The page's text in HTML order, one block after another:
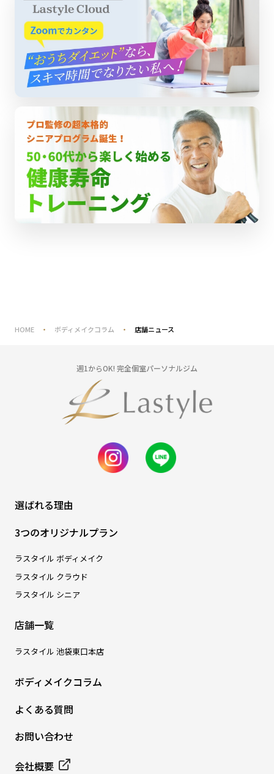
HOME ボディメイクコラム 店舗ニュース
週1からOK! 完全個室パーソナルジム
選ばれる理由
3つのオリジナルプラン
ラスタイル ボディメイク
ラスタイル クラウド
ラスタイル シニア
店舗一覧
ラスタイル 池袋東口本店
ボディメイクコラム
よくある質問
お問い合わせ
会社概要